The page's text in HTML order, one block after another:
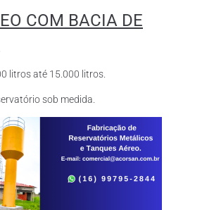
COM BACIA DE
litros até 15.000 litros.
sob medida.